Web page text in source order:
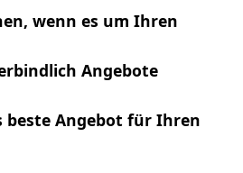
wenn es um Ihren
Angebote
beste Angebot für Ihren